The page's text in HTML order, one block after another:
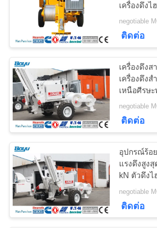
แผนผัง
เว็บไซต์
PRIVACY
POLICYบล็อกสตริง
สายรัดสายส่งเค
มือ
เครื่องดึงไ
negotiable
ติดต่อ
เครื่องดึงส
เครื่องดึงส
เหนือศีรษะ
เครื่องยนต์
negotiable
ติดต่อ
อุปกรณ์ร้อ
แรงดึงสูงสุ
kN ตัวดึงไ
negotiable
ติดต่อ